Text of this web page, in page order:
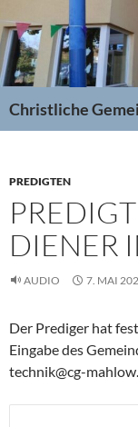
Inhalt
springen
Christliche
PREDIGTEN
DIENER
AUDIO 7. MAI
Der Prediger hat
Eingabe des
technik@cg-